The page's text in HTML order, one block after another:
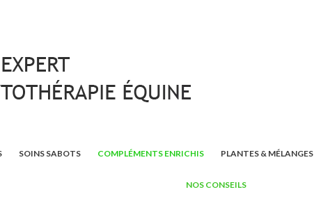
SOINS SABOTS COMPLÉMENTS ENRICHIS PLANTES & MÉLANGES
NOS CONSEILS